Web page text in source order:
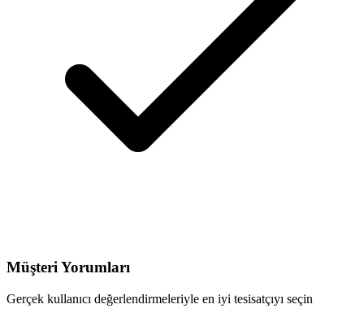
Müşteri Yorumları
Gerçek kullanıcı değerlendirmeleriyle en iyi tesisatçıyı seçin